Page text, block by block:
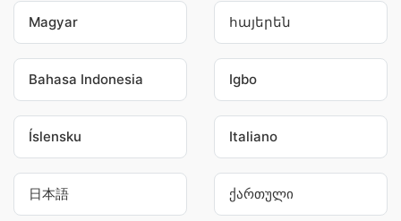
Magyar հայերեն
Bahasa Indonesia Igbo
Íslensku Italiano
日本語 ქართული